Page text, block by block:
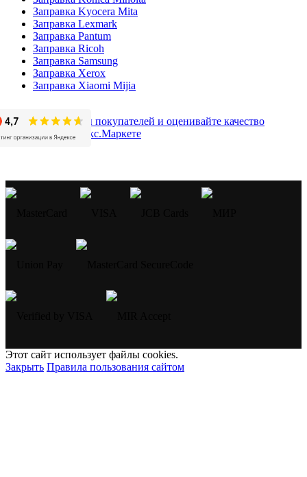
Заправка Kyocera Mita
Заправка Lexmark
Заправка Pantum
Заправка Ricoh
Заправка Samsung
Заправка Xerox
Заправка Xiaomi Mijia
Этот сайт использует файлы cookies.
Закрыть Правила пользования сайтом